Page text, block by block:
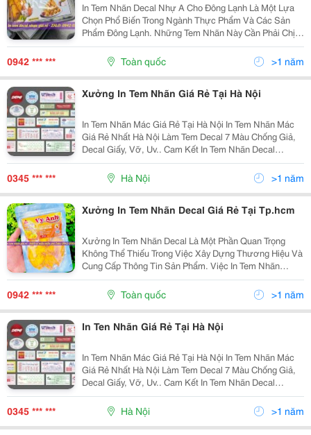
In Tem Nhãn Decal Nhự A Cho Đông Lạnh Là Một Lựa
Chọn Phổ Biến Trong Ngành Thực Phẩm Và Các Sản
Phẩm Đông Lạnh. Những Tem Nhãn Này Cần Phải Chịu
Được Nhiệt Độ Thấp Và Độ Ẩm Cao Mà Không Bị Bong
Tróc Hoặc Mờ Chữ. Số Lượng In Tối Thiểu Là 1,000
0942 *** *** Toàn quốc >1 năm
Xưởng In Tem Nhãn Giá Rẻ Tại Hà Nội
In Tem Nhãn Mác Giá Rẻ Tại Hà Nội In Tem Nhãn Mác
Giá Rẻ Nhất Hà Nội Làm Tem Decal 7 Màu Chống Giả,
Decal Giấy, Vỡ, Uv.. Cam Kết In Tem Nhãn Decal
Nhanh, Chất Lượng, Miễn Phí Thiết Kế Đẹp In Decal
Thực Phẩm, Tem Nhãn Mỹ Phẩm Tem Nhãn Decan...
0345 *** *** Hà Nội >1 năm
Xưởng In Tem Nhãn Decal Giá Rẻ Tại Tp.hcm
Xưởng In Tem Nhãn Decal Là Một Phần Quan Trọng
Không Thể Thiếu Trong Việc Xây Dựng Thương Hiệu Và
Cung Cấp Thông Tin Sản Phẩm. Việc In Tem Nhãn
Decal Giá Rẻ Đang Trở Thành Giải Pháp Ưu Việt Cho
Các Doanh Nghiệp Muốn Tối Ưu Chi Phí Mà Vẫn Đảm
Bảo Chất...
0942 *** *** Toàn quốc >1 năm
In Ten Nhãn Giá Rẻ Tại Hà Nội
In Tem Nhãn Mác Giá Rẻ Tại Hà Nội In Tem Nhãn Mác
Giá Rẻ Nhất Hà Nội Làm Tem Decal 7 Màu Chống Giả,
Decal Giấy, Vỡ, Uv.. Cam Kết In Tem Nhãn Decal
Nhanh, Chất Lượng, Miễn Phí Thiết Kế Đẹp In Decal
Thực Phẩm, Tem Nhãn Mỹ Phẩm Tem Nhãn Decan...
0345 *** *** Hà Nội >1 năm